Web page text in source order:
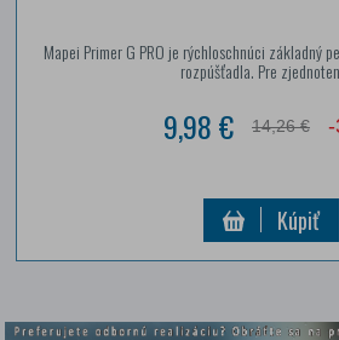
Mapei Primer G PRO je rýchloschnúci základný
rozpúšťadla. Pre
9,98 € 14,26 €
Kúpiť